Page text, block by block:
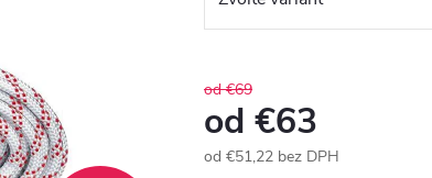
od €69
od €63
od €51,22 bez DPH